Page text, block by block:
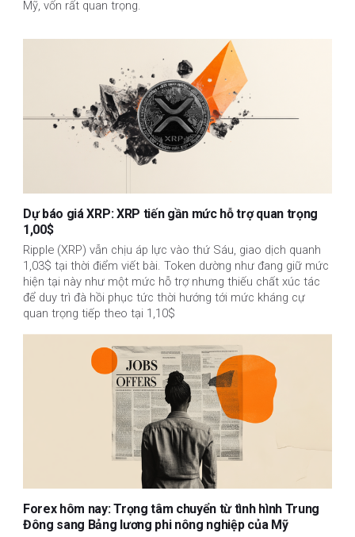
Mỹ, vốn rất quan trọng.
Dự báo giá XRP: XRP tiến gần mức hỗ trợ quan trọng
1,00$
Ripple (XRP) vẫn chịu áp lực vào thứ Sáu, giao dịch quanh
1,03$ tại thời điểm viết bài. Token dường như đang giữ mức
hiện tại này như một mức hỗ trợ nhưng thiếu chất xúc tác
để duy trì đà hồi phục tức thời hướng tới mức kháng cự
quan trọng tiếp theo tại 1,10$
Forex hôm nay: Trọng tâm chuyển từ tình hình Trung
Đông sang Bảng lương phi nông nghiệp của Mỹ